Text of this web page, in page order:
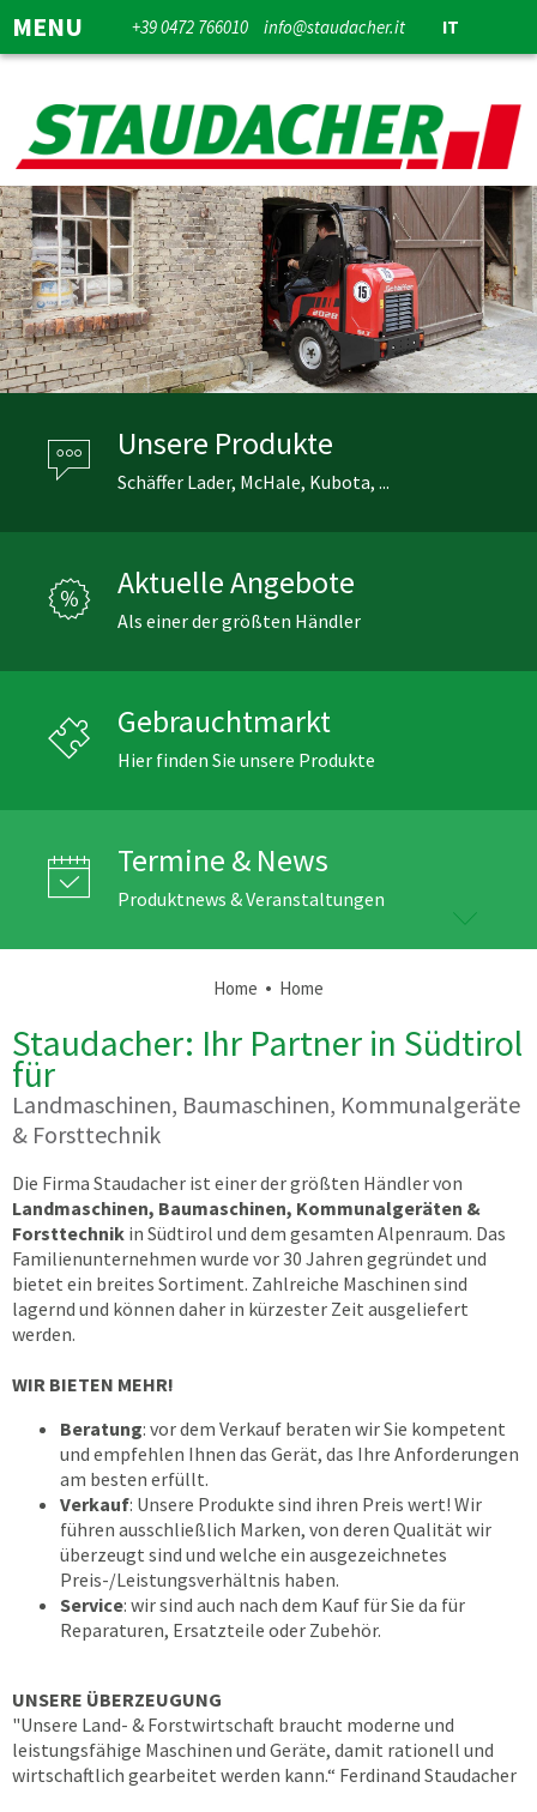
MENU +39 0472 766010 info@staudacher.it IT
Unsere Produkte
Schäffer Lader, McHale, Kubota, ...
Aktuelle Angebote
Als einer der größten Händler
Gebrauchtmarkt
Hier finden Sie unsere Produkte
Termine & News
Produktnews & Veranstaltungen
Home • Home
Staudacher: Ihr Partner in Südtirol
für
Landmaschinen, Baumaschinen, Kommunalgeräte
& Forsttechnik
Die Firma Staudacher ist einer der größten Händler von
Landmaschinen, Baumaschinen, Kommunalgeräten &
Forsttechnik in Südtirol und dem gesamten Alpenraum. Das
Familienunternehmen wurde vor 30 Jahren gegründet und
bietet ein breites Sortiment. Zahlreiche Maschinen sind
lagernd und können daher in kürzester Zeit ausgeliefert
werden.
WIR BIETEN MEHR!
Beratung: vor dem Verkauf beraten wir Sie kompetent
und empfehlen Ihnen das Gerät, das Ihre Anforderungen
am besten erfüllt.
Verkauf: Unsere Produkte sind ihren Preis wert! Wir
führen ausschließlich Marken, von deren Qualität wir
überzeugt sind und welche ein ausgezeichnetes
Preis-/Leistungsverhältnis haben.
Service: wir sind auch nach dem Kauf für Sie da für
Reparaturen, Ersatzteile oder Zubehör.
UNSERE ÜBERZEUGUNG
"Unsere Land- & Forstwirtschaft braucht moderne und
leistungsfähige Maschinen und Geräte, damit rationell und
wirtschaftlich gearbeitet werden kann.“ Ferdinand Staudacher